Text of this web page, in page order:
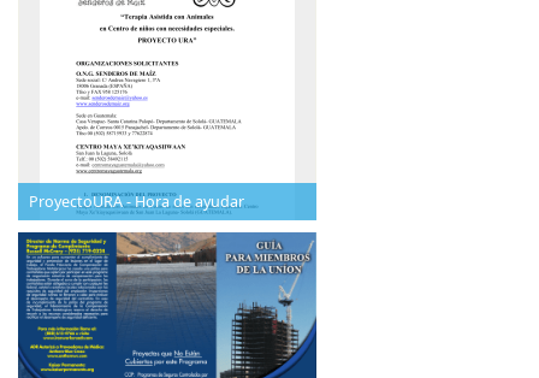
ProyectoURA - Hora de ayudar